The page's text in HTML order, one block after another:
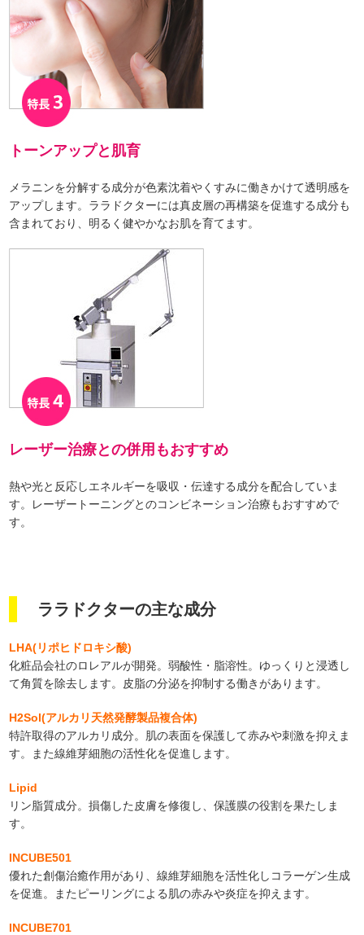
トーンアップと肌育
メラニンを分解する成分が色素沈着やくすみに働きかけて透明感を
アップします。ララドクターには真皮層の再構築を促進する成分も
含まれており、明るく健やかなお肌を育てます。
レーザー治療との併用もおすすめ
熱や光と反応しエネルギーを吸収・伝達する成分を配合していま
す。レーザートーニングとのコンビネーション治療もおすすめで
す。
ララドクターの主な成分
LHA(リポヒドロキシ酸)
化粧品会社のロレアルが開発。弱酸性・脂溶性。ゆっくりと浸透し
て角質を除去します。皮脂の分泌を抑制する働きがあります。
H2Sol(アルカリ天然発酵製品複合体)
特許取得のアルカリ成分。肌の表面を保護して赤みや刺激を抑えま
す。また線維芽細胞の活性化を促進します。
Lipid
リン脂質成分。損傷した皮膚を修復し、保護膜の役割を果たしま
す。
INCUBE501
優れた創傷治癒作用があり、線維芽細胞を活性化しコラーゲン生成
を促進。またピーリングによる肌の赤みや炎症を抑えます。
INCUBE701